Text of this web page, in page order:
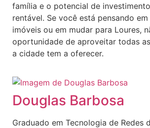
família e o potencial de
rentável. Se você está pensando
imóveis ou em mudar para Loures,
oportunidade de aproveitar todas
a cidade tem a oferecer.
Douglas Barbosa
Graduado em Tecnologia de Redes